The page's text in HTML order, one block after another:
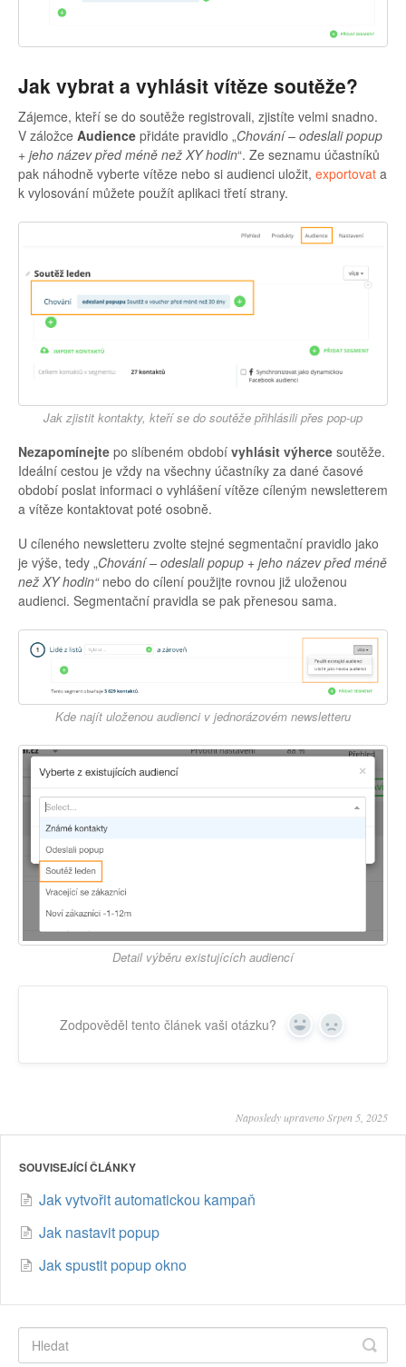
Jak vybrat a vyhlásit vítěze soutěže?
Zájemce, kteří se do soutěže registrovali, zjistíte velmi snadno.
V záložce Audience přidáte pravidlo „Chování – odeslali popup
+ jeho název před méně než XY hodin“. Ze seznamu účastníků
pak náhodně vyberte vítěze nebo si audienci uložit, exportovat a
k vylosování můžete použít aplikaci třetí strany.
Jak zjistit kontakty, kteří se do soutěže přihlásili přes pop-up
Nezapomínejte po slíbeném období vyhlásit výherce soutěže.
Ideální cestou je vždy na všechny účastníky za dané časové
období poslat informaci o vyhlášení vítěze cíleným newsletterem
a vítěze kontaktovat poté osobně.
U cíleného newsletteru zvolte stejné segmentační pravidlo jako
je výše, tedy „Chování – odeslali popup + jeho název před méně
než XY hodin“nebo do cílení použijte rovnou již uloženou
audienci. Segmentační pravidla se pak přenesou sama.
Kde najít uloženou audienci v jednorázovém newsletteru
Detail výběru existujících audiencí
Zodpověděl tento článek vaši otázku? Yes No
Naposledy upraveno Srpen 5, 2025
SOUVISEJÍCÍ ČLÁNKY
Jak vytvořit automatickou kampaň
Jak nastavit popup
Jak spustit popup okno